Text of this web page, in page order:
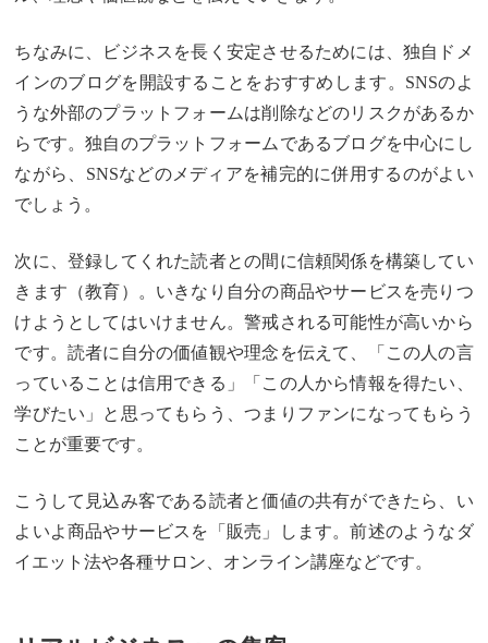
ちなみに、ビジネスを長く安定させるためには、独自ドメ
インのブログを開設することをおすすめします。SNSのよ
うな外部のプラットフォームは削除などのリスクがあるか
らです。独自のプラットフォームであるブログを中心にし
ながら、SNSなどのメディアを補完的に併用するのがよい
でしょう。
次に、登録してくれた読者との間に信頼関係を構築してい
きます（教育）。いきなり自分の商品やサービスを売りつ
けようとしてはいけません。警戒される可能性が高いから
です。読者に自分の価値観や理念を伝えて、「この人の言
っていることは信用できる」「この人から情報を得たい、
学びたい」と思ってもらう、つまりファンになってもらう
ことが重要です。
こうして見込み客である読者と価値の共有ができたら、い
よいよ商品やサービスを「販売」します。前述のようなダ
イエット法や各種サロン、オンライン講座などです。